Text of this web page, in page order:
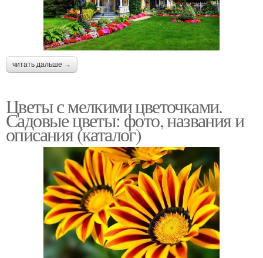
читать дальше →
Цветы с мелкими цветочками.
Садовые цветы: фото, названия и
описания (каталог)